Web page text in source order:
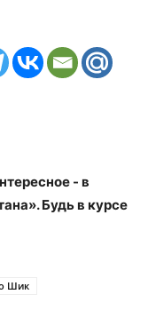
- в
Будь в курсе
Шик